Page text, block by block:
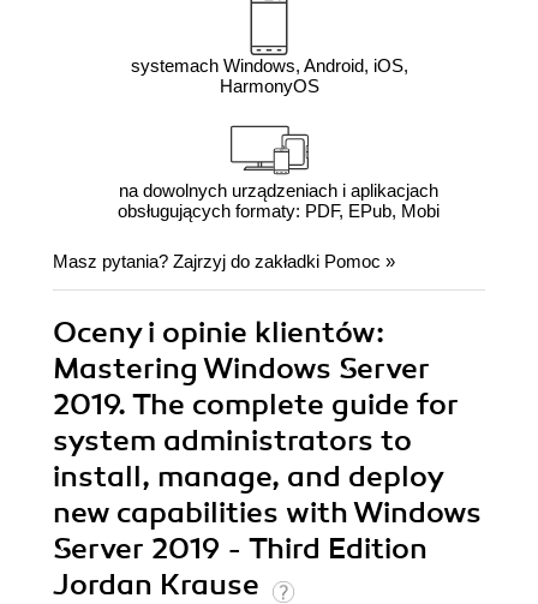
systemach Windows, Android, iOS,
HarmonyOS
na dowolnych urządzeniach i aplikacjach
obsługujących formaty: PDF, EPub, Mobi
Masz pytania? Zajrzyj do zakładki Pomoc »
Oceny i opinie klientów:
Mastering Windows Server
2019. The complete guide for
system administrators to
install, manage, and deploy
new capabilities with Windows
Server 2019 - Third Edition
Jordan Krause